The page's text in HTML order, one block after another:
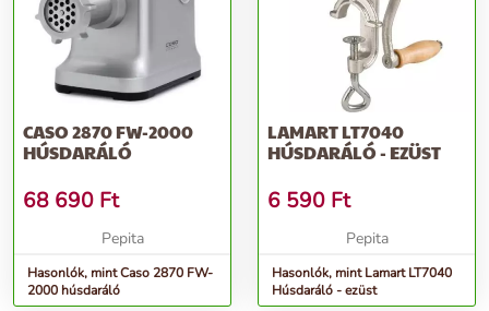
CASO 2870 FW-2000
HÚSDARÁLÓ
68 690 Ft
Pepita
Hasonlók, mint Caso 2870 FW-
2000 húsdaráló
LAMART LT7040
HÚSDARÁLÓ - EZÜST
6 590 Ft
Pepita
Hasonlók, mint Lamart LT7040
Húsdaráló - ezüst